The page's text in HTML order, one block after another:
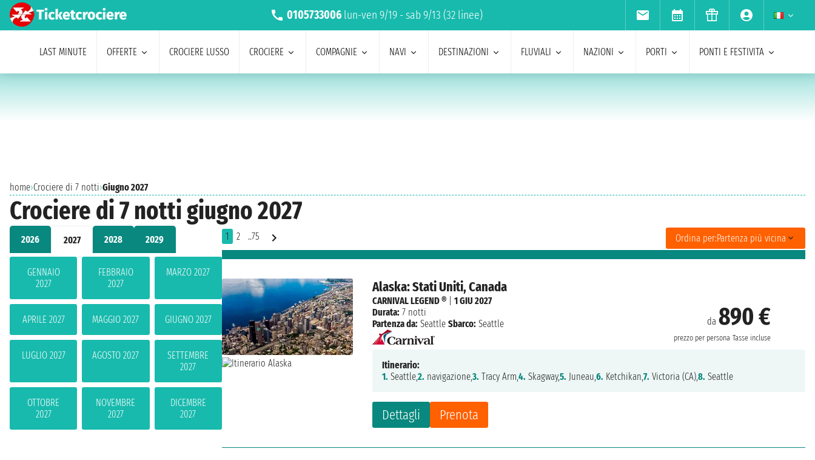
0105733006 lun-ven 9/19 - sab 9/13 (32 linee)
LAST MINUTE OFFERTE CROCIERE LUSSO CROCIERE COMPAGNIE NAVI DESTINAZIONI FLUVIALI NAZIONI PORTI PONTI E FESTIVITA
home›Crociere di 7 notti›Giugno 2027
Crociere di 7 notti giugno 2027
2026 2027 2028 2029
GENNAIO
2027
FEBBRAIO
2027
MARZO 2027
APRILE 2027 MAGGIO 2027 GIUGNO 2027
LUGLIO 2027 AGOSTO 2027
SETTEMBRE
2027
OTTOBRE
2027
NOVEMBRE
2027
DICEMBRE
2027
1 2 ..75 Ordina per:Partenza più vicina
Alaska: Stati Uniti, Canada
da890 €
prezzo per persona Tasse incluse
Dettagli Prenota
CARNIVAL LEGEND ® |1 GIU 2027
Durata: 7 notti
Partenza da: Seattle Sbarco: Seattle
Itinerario:
1. Seattle,2. navigazione,3. Tracy Arm,4. Skagway,5. Juneau,6. Ketchikan,7. Victoria (CA),8. Seattle